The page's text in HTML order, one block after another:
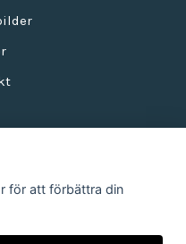
för att förbättra din